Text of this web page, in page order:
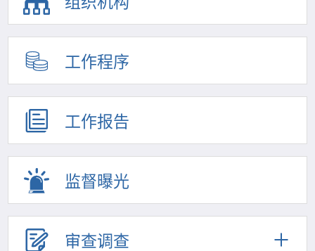
工作程序
工作报告
监督曝光
审查调查